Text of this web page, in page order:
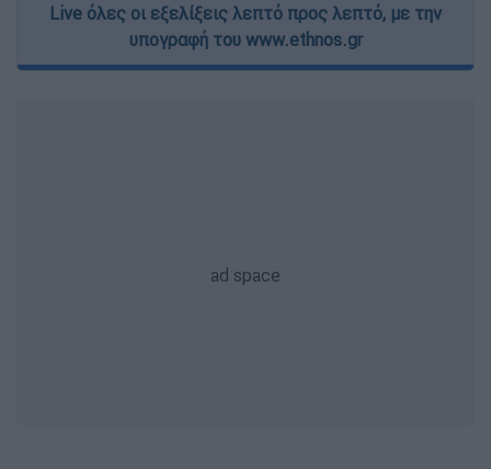
Live όλες οι εξελίξεις λεπτό προς λεπτό, με την
υπογραφή του www.ethnos.gr